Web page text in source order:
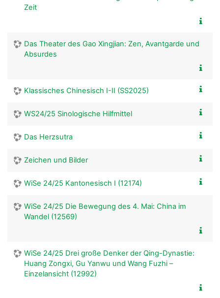
Zeit
Das Theater des Gao Xingjian: Zen, Avantgarde und
Absurdes
Klassisches Chinesisch I-II (SS2025)
WS24/25 Sinologische Hilfmittel
Das Herzsutra
Zeichen und Bilder
WiSe 24/25 Kantonesisch I (12174)
WiSe 24/25 Die Bewegung des 4. Mai: China im
Wandel (12569)
WiSe 24/25 Drei große Denker der Qing-Dynastie:
Huang Zongxi, Gu Yanwu und Wang Fuzhi –
Einzelansicht (12992)